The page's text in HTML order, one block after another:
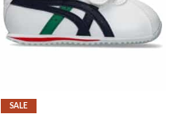
SALE